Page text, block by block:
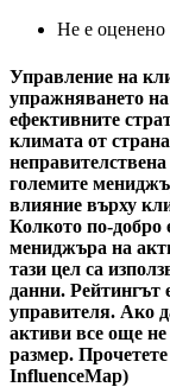
Не е оценено
Управление на
упражняването на
ефективните
климата от
големите
влияние върху
Колкото по-добро
мениджъра на
тази цел са
данни. Рейтингът
управителя. Ако
активи все още
размер.
InfluenceMap)